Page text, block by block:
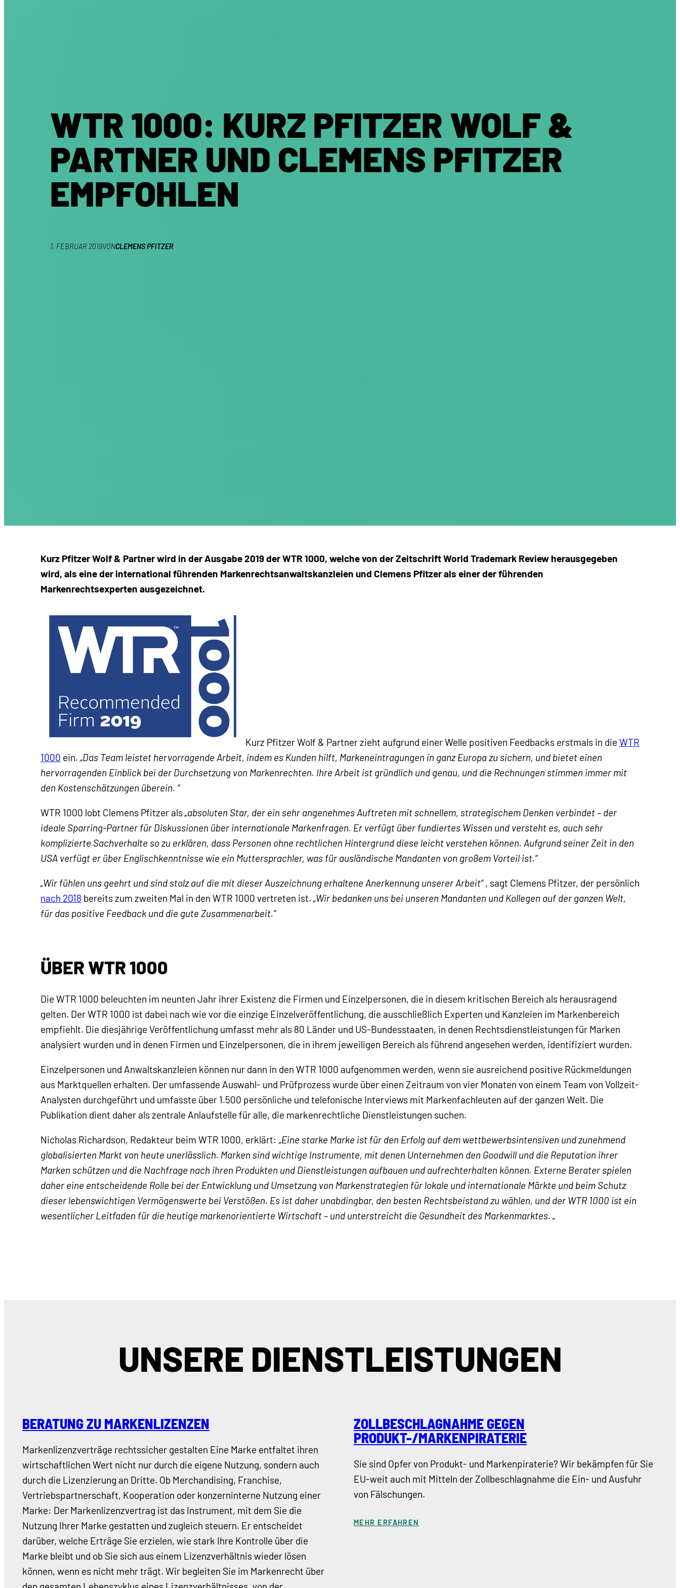
WTR 1000: KURZ PFITZER WOLF &
PARTNER UND CLEMENS PFITZER
EMPFOHLEN
1. FEBRUAR 2019VONCLEMENS PFITZER
Kurz Pfitzer Wolf & Partner wird in der Ausgabe 2019 der WTR 1000, welche von der Zeitschrift World Trademark Review herausgegeben
wird, als eine der international führenden Markenrechtsanwaltskanzleien und Clemens Pfitzer als einer der führenden
Markenrechtsexperten ausgezeichnet.
Kurz Pfitzer Wolf & Partner zieht aufgrund einer Welle positiven Feedbacks erstmals in die WTR
1000 ein. „Das Team leistet hervorragende Arbeit, indem es Kunden hilft, Markeneintragungen in ganz Europa zu sichern, und bietet einen
hervorragenden Einblick bei der Durchsetzung von Markenrechten. Ihre Arbeit ist gründlich und genau, und die Rechnungen stimmen immer mit
den Kostenschätzungen überein. “
WTR 1000 lobt Clemens Pfitzer als„absoluten Star, der ein sehr angenehmes Auftreten mit schnellem, strategischem Denken verbindet – der
ideale Sparring-Partner für Diskussionen über internationale Markenfragen. Er verfügt über fundiertes Wissen und versteht es, auch sehr
komplizierte Sachverhalte so zu erklären, dass Personen ohne rechtlichen Hintergrund diese leicht verstehen können. Aufgrund seiner Zeit in den
USA verfügt er über Englischkenntnisse wie ein Muttersprachler, was für ausländische Mandanten von großem Vorteil ist.“
„Wir fühlen uns geehrt und sind stolz auf die mit dieser Auszeichnung erhaltene Anerkennung unserer Arbeit“, sagt Clemens Pfitzer, der persönlich
nach 2018 bereits zum zweiten Mal in den WTR 1000 vertreten ist. „Wir bedanken uns bei unseren Mandanten und Kollegen auf der ganzen Welt,
für das positive Feedback und die gute Zusammenarbeit.“
ÜBER WTR 1000
Die WTR 1000 beleuchten im neunten Jahr ihrer Existenz die Firmen und Einzelpersonen, die in diesem kritischen Bereich als herausragend
gelten. Der WTR 1000 ist dabei nach wie vor die einzige Einzelveröffentlichung, die ausschließlich Experten und Kanzleien im Markenbereich
empfiehlt. Die diesjährige Veröffentlichung umfasst mehr als 80 Länder und US-Bundesstaaten, in denen Rechtsdienstleistungen für Marken
analysiert wurden und in denen Firmen und Einzelpersonen, die in ihrem jeweiligen Bereich als führend angesehen werden, identifiziert wurden.
Einzelpersonen und Anwaltskanzleien können nur dann in den WTR 1000 aufgenommen werden, wenn sie ausreichend positive Rückmeldungen
aus Marktquellen erhalten. Der umfassende Auswahl- und Prüfprozess wurde über einen Zeitraum von vier Monaten von einem Team von Vollzeit-
Analysten durchgeführt und umfasste über 1.500 persönliche und telefonische Interviews mit Markenfachleuten auf der ganzen Welt. Die
Publikation dient daher als zentrale Anlaufstelle für alle, die markenrechtliche Dienstleistungen suchen.
Nicholas Richardson, Redakteur beim WTR 1000, erklärt: „Eine starke Marke ist für den Erfolg auf dem wettbewerbsintensiven und zunehmend
globalisierten Markt von heute unerlässlich. Marken sind wichtige Instrumente, mit denen Unternehmen den Goodwill und die Reputation ihrer
Marken schützen und die Nachfrage nach ihren Produkten und Dienstleistungen aufbauen und aufrechterhalten können. Externe Berater spielen
daher eine entscheidende Rolle bei der Entwicklung und Umsetzung von Markenstrategien für lokale und internationale Märkte und beim Schutz
dieser lebenswichtigen Vermögenswerte bei Verstößen. Es ist daher unabdingbar, den besten Rechtsbeistand zu wählen, und der WTR 1000 ist ein
wesentlicher Leitfaden für die heutige markenorientierte Wirtschaft – und unterstreicht die Gesundheit des Markenmarktes. „
UNSERE DIENSTLEISTUNGEN
BERATUNG ZU MARKENLIZENZEN
Markenlizenzverträge rechtssicher gestalten Eine Marke entfaltet ihren
wirtschaftlichen Wert nicht nur durch die eigene Nutzung, sondern auch
durch die Lizenzierung an Dritte. Ob Merchandising, Franchise,
Vertriebspartnerschaft, Kooperation oder konzerninterne Nutzung einer
Marke: Der Markenlizenzvertrag ist das Instrument, mit dem Sie die
Nutzung Ihrer Marke gestatten und zugleich steuern. Er entscheidet
darüber, welche Erträge Sie erzielen, wie stark Ihre Kontrolle über die
Marke bleibt und ob Sie sich aus einem Lizenzverhältnis wieder lösen
können, wenn es nicht mehr trägt. Wir begleiten Sie im Markenrecht über
ZOLLBESCHLAGNAHME GEGEN
PRODUKT-/MARKENPIRATERIE
Sie sind Opfer von Produkt- und Markenpiraterie? Wir bekämpfen für Sie
EU-weit auch mit Mitteln der Zollbeschlagnahme die Ein- und Ausfuhr
von Fälschungen.
MEHR ERFAHREN